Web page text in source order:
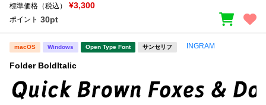
標準価格（税込） ¥3,300
ポイント 30pt
macOS Windows Open Type Font サンセリフ INGRAM
Folder BoldItalic